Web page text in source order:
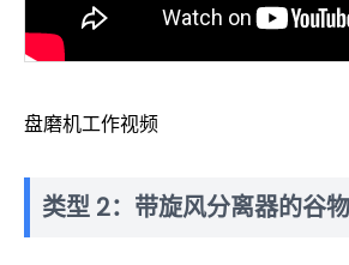
盘磨机工作视频
类型 2：带旋风分离器的谷